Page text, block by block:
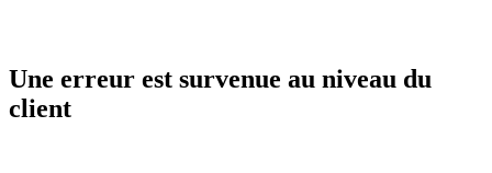
Une erreur est survenue au niveau du
client